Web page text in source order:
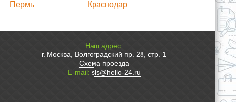
Пермь
Краснодар
Наш адрес:
г. Москва, Волгоградский пр. 28, стр. 1
Схема проезда
E-mail: sls@hello-24.ru